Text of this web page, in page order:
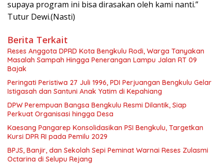
supaya program ini bisa dirasakan oleh kami nanti.”
Tutur Dewi.(Nasti)
Berita Terkait
Reses Anggota DPRD Kota Bengkulu Rodi, Warga Tanyakan
Masalah Sampah Hingga Penerangan Lampu Jalan RT 09
Bajak
Peringati Peristiwa 27 Juli 1996, PDI Perjuangan Bengkulu Gelar
Istigasah dan Santuni Anak Yatim di Kepahiang
DPW Perempuan Bangsa Bengkulu Resmi Dilantik, Siap
Perkuat Organisasi hingga Desa
Kaesang Pangarep Konsolidasikan PSI Bengkulu, Targetkan
Kursi DPR RI pada Pemilu 2029
BPJS, Banjir, dan Sekolah Sepi Peminat Warnai Reses Zulasmi
Octarina di Selupu Rejang